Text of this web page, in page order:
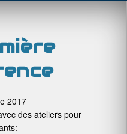
2017
des ateliers pour